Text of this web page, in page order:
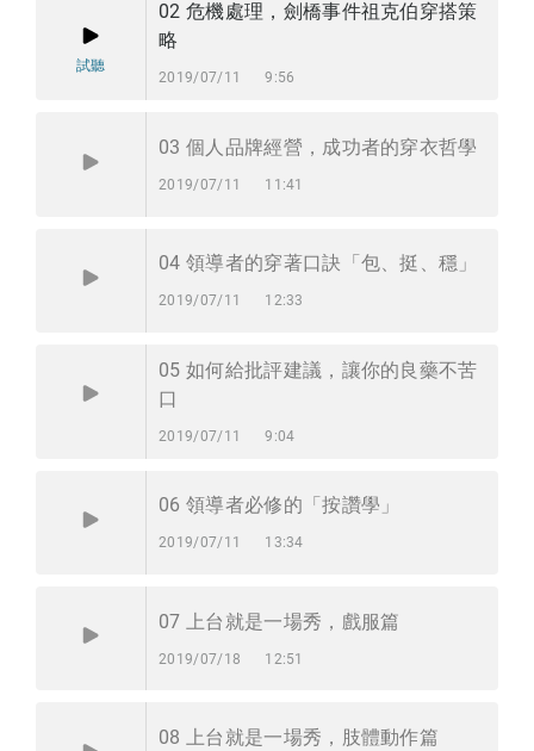
試聽
02 危機處理，劍橋事件祖克伯穿搭策
略
2019/07/11 9:56
03 個人品牌經營，成功者的穿衣哲學
2019/07/11 11:41
04 領導者的穿著口訣「包、挺、穩」
2019/07/11 12:33
05 如何給批評建議，讓你的良藥不苦
口
2019/07/11 9:04
06 領導者必修的「按讚學」
2019/07/11 13:34
07 上台就是一場秀，戲服篇
2019/07/18 12:51
08 上台就是一場秀，肢體動作篇